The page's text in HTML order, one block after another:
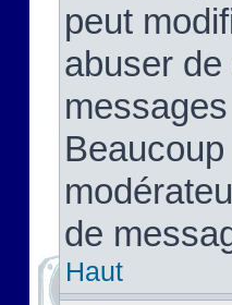
peut
abuser
de
Haut